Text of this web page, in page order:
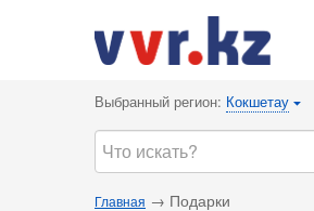
Выбранный регион: Кокшетау {
Главная → Подарки